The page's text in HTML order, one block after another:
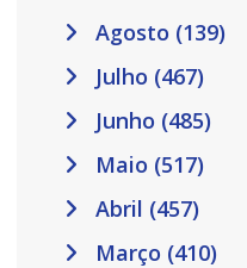
Agosto (139)
Julho (467)
Junho (485)
Maio (517)
Abril (457)
Março (410)